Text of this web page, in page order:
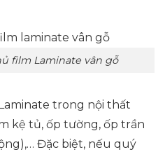
film Laminate vân gỗ
trong nội thất
kệ tủ, ốp tường, ốp trần
Đặc biệt, nếu quý